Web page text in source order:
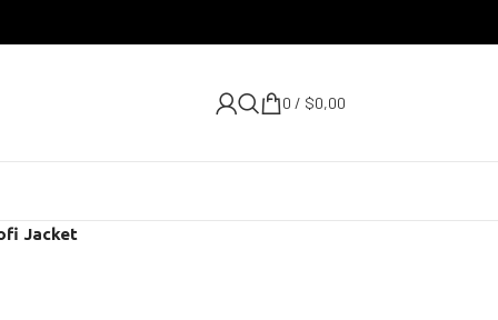
0 / $0,00
Jacket